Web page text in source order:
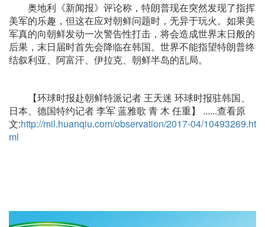
奥地利《新闻报》评论称，特朗普现在突然发现了指挥
美军的乐趣，但这在应对朝鲜问题时，无异于玩火。如果美
军真的向朝鲜发动一次警告性打击，将会造成世界末日般的
后果，末日届时首先会降临在韩国。世界不能指望特朗普终
结叙利亚、阿富汗、伊拉克、朝鲜半岛的乱局。
【环球时报赴朝鲜特派记者 王天迷 环球时报驻韩国、
日本、德国特约记者 李军 蓝雅歌 青 木 任重】 ......查看原
文:http://mil.huanqiu.com/observation/2017-04/10493269.ht
ml